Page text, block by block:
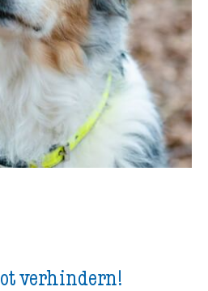
verhindern!